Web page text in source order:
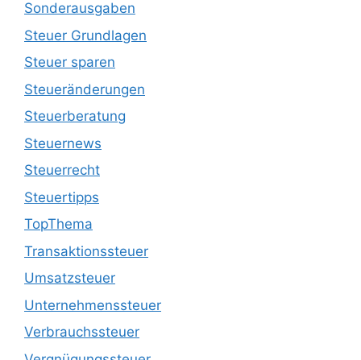
Sonderausgaben
Steuer Grundlagen
Steuer sparen
Steueränderungen
Steuerberatung
Steuernews
Steuerrecht
Steuertipps
TopThema
Transaktionssteuer
Umsatzsteuer
Unternehmenssteuer
Verbrauchssteuer